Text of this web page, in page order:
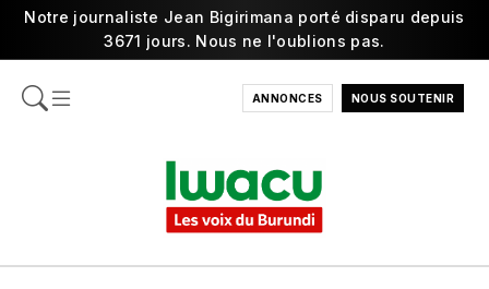
Notre journaliste Jean Bigirimana porté disparu depuis
3671 jours. Nous ne l'oublions pas.
ANNONCES NOUS SOUTENIR